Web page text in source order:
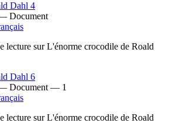
Dahl 4
— Document
lecture sur L'énorme crocodile de Roald
Dahl 6
— Document — 1
lecture sur L'énorme crocodile de Roald